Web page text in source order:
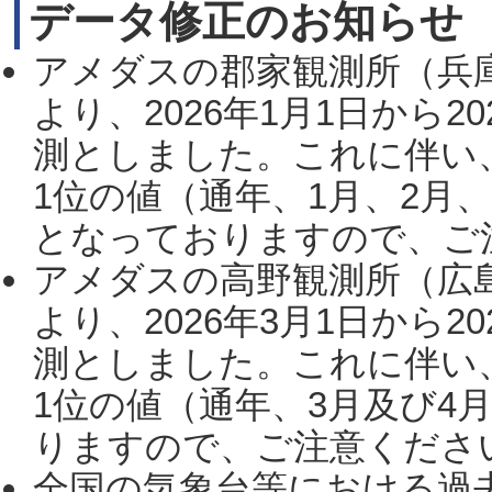
データ修正のお知らせ
アメダスの郡家観測所（
より、2026年1月1日から
測としました。これに伴い
1位の値（通年、1月、2月
となっておりますので、
アメダスの高野観測所（
より、2026年3月1日から
測としました。これに伴い
1位の値（通年、3月及び4
りますので、ご注意くだ